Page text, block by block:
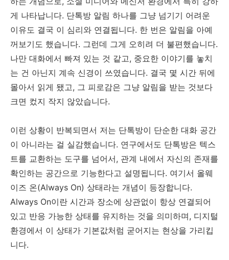
게 나타납니다. 단톡방 알림 하나를 그냥 넘기기 어려운
이유도 결국 이 심리와 연결됩니다. 한 번은 알림을 아예
꺼보기도 했습니다. 그런데 그게 오히려 더 불편했습니다.
나만 대화에서 빠져 있는 것 같고, 중요한 이야기를 놓치
는 건 아닌지 계속 신경이 쓰였습니다. 결국 몇 시간 뒤에
몰아서 읽게 됐고, 그 피로감은 그냥 알림을 받는 것보다
크면 컸지 작지 않았습니다.
이런 상황이 반복되면서 저는 단톡방이 단순한 대화 공간
이 아니라는 걸 실감했습니다. 연구에서도 단톡방은 텍스
트를 교환하는 도구를 넘어서, 관계 내에서 자신의 존재를
확인하는 공간으로 기능한다고 설명됩니다. 여기서 올웨
이즈 온(Always On) 상태라는 개념이 등장합니다.
Always On이란 시간과 장소에 상관없이 항상 연결되어
있고 반응 가능한 상태를 유지하는 것을 의미하며, 디지털
환경에서 이 상태가 기본값처럼 굳어지는 현상을 가리킵
니다.